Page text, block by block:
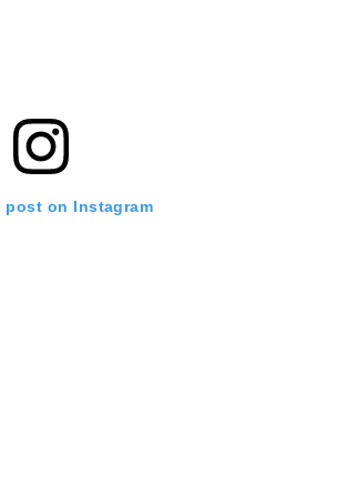
post on Instagram